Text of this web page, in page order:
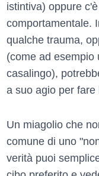
istintiva) oppure
comportamentale.
qualche trauma,
(come ad esempio
casalingo),
a suo agio per fare
Un miagolio che
comune di uno
verità puoi